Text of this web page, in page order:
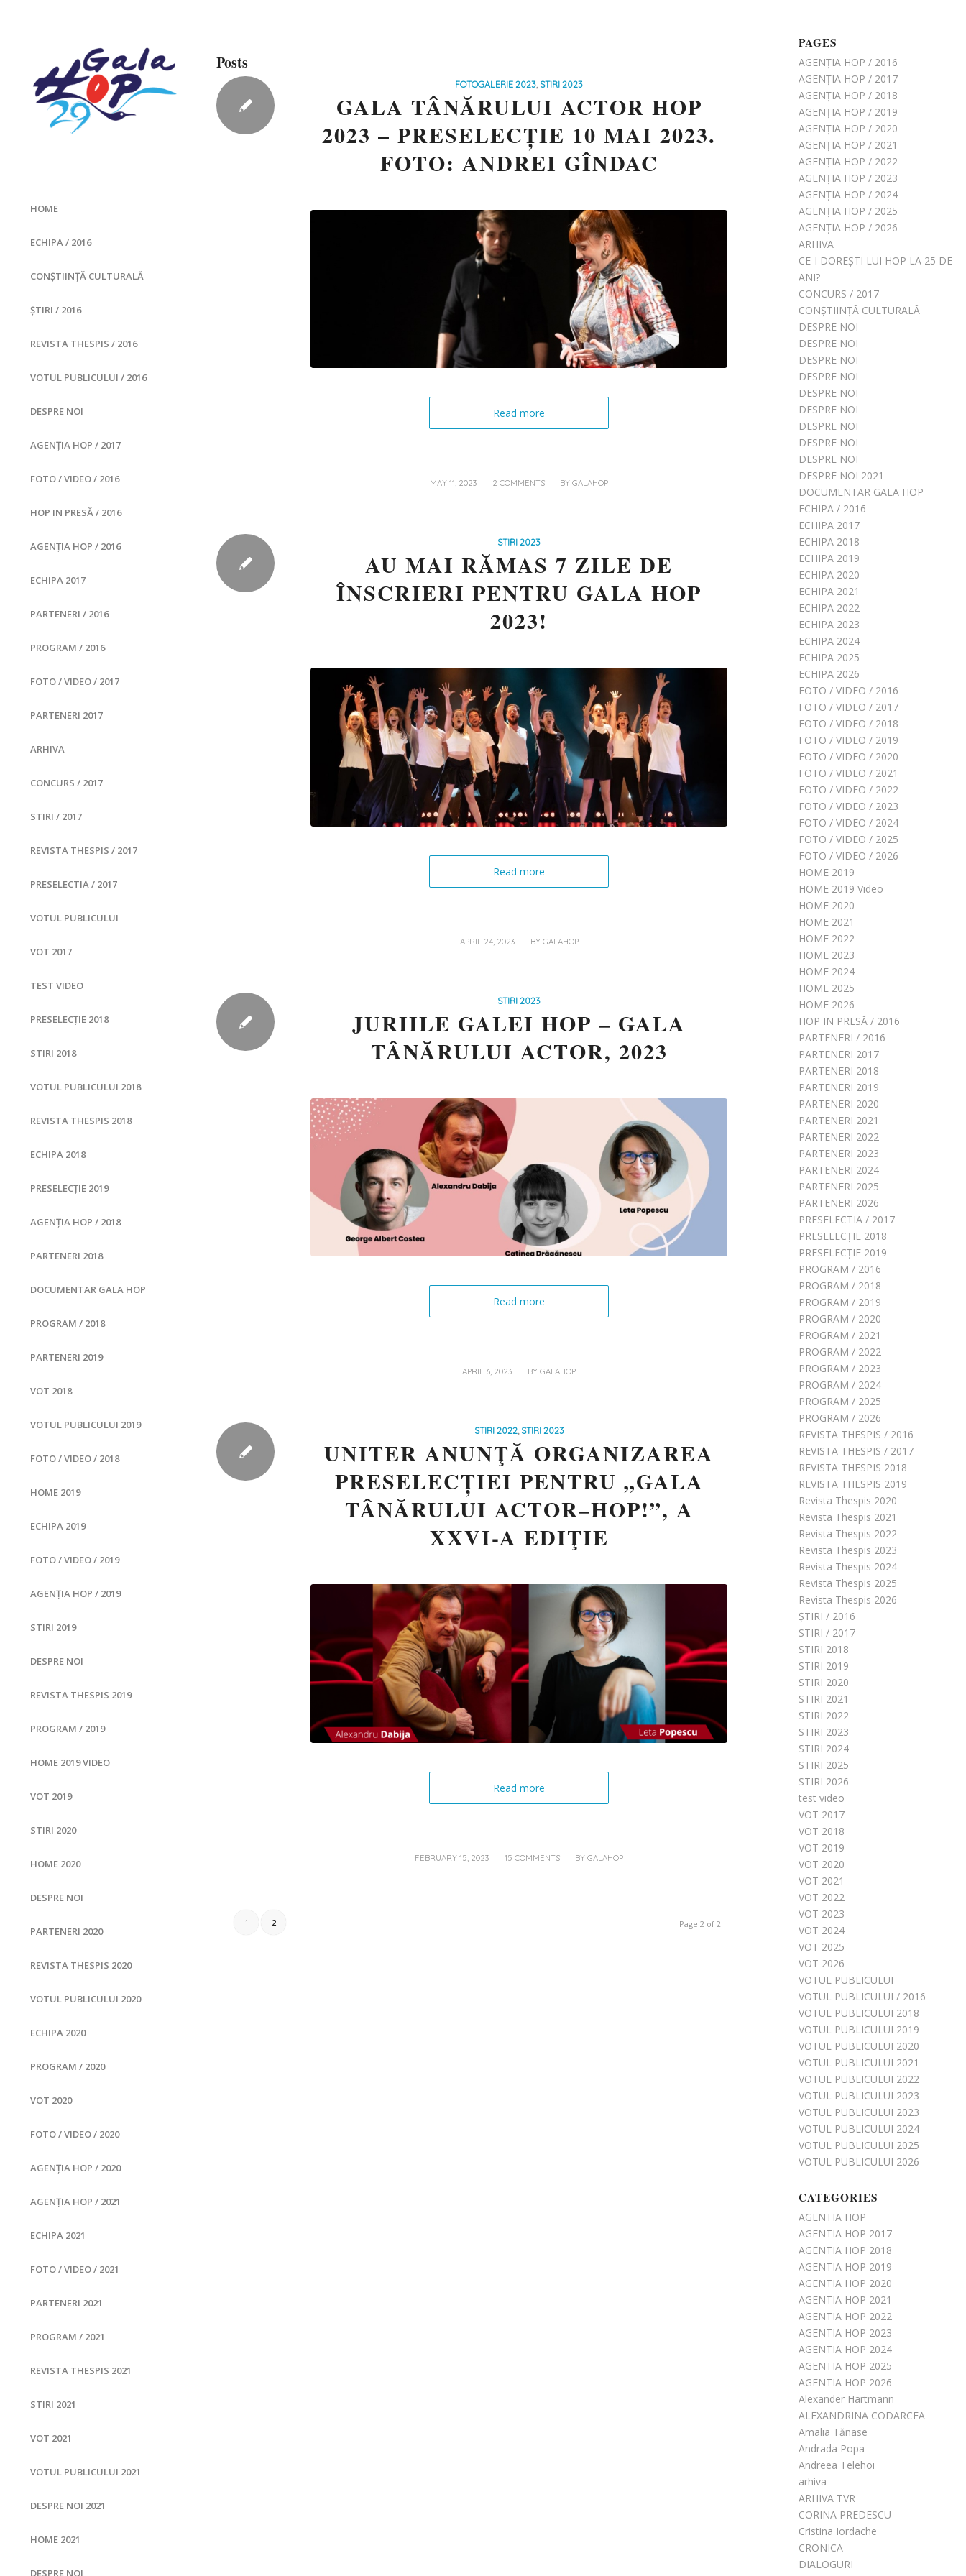
HOME
ECHIPA / 2016
CONȘTIINȚĂ CULTURALĂ
ȘTIRI / 2016
REVISTA THESPIS / 2016
VOTUL PUBLICULUI / 2016
DESPRE NOI
AGENȚIA HOP / 2017
FOTO / VIDEO / 2016
HOP IN PRESĂ / 2016
AGENȚIA HOP / 2016
ECHIPA 2017
PARTENERI / 2016
PROGRAM / 2016
FOTO / VIDEO / 2017
PARTENERI 2017
ARHIVA
CONCURS / 2017
STIRI / 2017
REVISTA THESPIS / 2017
PRESELECTIA / 2017
VOTUL PUBLICULUI
VOT 2017
TEST VIDEO
PRESELECȚIE 2018
STIRI 2018
VOTUL PUBLICULUI 2018
REVISTA THESPIS 2018
ECHIPA 2018
PRESELECȚIE 2019
AGENȚIA HOP / 2018
PARTENERI 2018
DOCUMENTAR GALA HOP
PROGRAM / 2018
PARTENERI 2019
VOT 2018
VOTUL PUBLICULUI 2019
FOTO / VIDEO / 2018
HOME 2019
ECHIPA 2019
FOTO / VIDEO / 2019
AGENȚIA HOP / 2019
STIRI 2019
DESPRE NOI
REVISTA THESPIS 2019
PROGRAM / 2019
HOME 2019 VIDEO
VOT 2019
STIRI 2020
HOME 2020
DESPRE NOI
PARTENERI 2020
REVISTA THESPIS 2020
VOTUL PUBLICULUI 2020
ECHIPA 2020
PROGRAM / 2020
VOT 2020
FOTO / VIDEO / 2020
AGENȚIA HOP / 2020
AGENȚIA HOP / 2021
ECHIPA 2021
FOTO / VIDEO / 2021
PARTENERI 2021
PROGRAM / 2021
REVISTA THESPIS 2021
STIRI 2021
VOT 2021
VOTUL PUBLICULUI 2021
DESPRE NOI 2021
HOME 2021
Posts
FOTOGALERIE 2023 STIRI 2023
GALA TÂNĂRULUI ACTOR HOP
2023 – PRESELECȚIE 10 MAI 2023.
FOTO: ANDREI GÎNDAC
Read more
MAY 11, 2023
/ 2 COMMENTS
/ BYGALAHOP
STIRI 2023
AU MAI RĂMAS 7 ZILE DE
ÎNSCRIERI PENTRU GALA HOP
2023!
Read more
APRIL 24, 2023
/ BY GALAHOP
STIRI 2023
JURIILE GALEI HOP – GALA
TÂNĂRULUI ACTOR, 2023
Read more
APRIL 6, 2023
/ BYGALAHOP
STIRI 2022,STIRI 2023
UNITER ANUNŢĂ ORGANIZAREA
PRESELECȚIEI PENTRU „GALA
TÂNĂRULUI ACTOR–HOP!”, A
XXVI-A EDIŢIE
Read more
FEBRUARY 15, 2023
/ 15 COMMENTS
/ BYGALAHOP
Page 2 of 2
1 2
PAGES
AGENȚIA HOP / 2016
AGENȚIA HOP / 2017
AGENȚIA HOP / 2018
AGENȚIA HOP / 2019
AGENȚIA HOP / 2020
AGENȚIA HOP / 2021
AGENȚIA HOP / 2022
AGENȚIA HOP / 2023
AGENȚIA HOP / 2024
AGENȚIA HOP / 2025
AGENȚIA HOP / 2026
ARHIVA
CE-I DOREȘTI LUI HOP LA 25 DE
ANI?
CONCURS / 2017
CONȘTIINȚĂ CULTURALĂ
DESPRE NOI
DESPRE NOI
DESPRE NOI
DESPRE NOI
DESPRE NOI
DESPRE NOI
DESPRE NOI
DESPRE NOI
DESPRE NOI
DESPRE NOI 2021
DOCUMENTAR GALA HOP
ECHIPA / 2016
ECHIPA 2017
ECHIPA 2018
ECHIPA 2019
ECHIPA 2020
ECHIPA 2021
ECHIPA 2022
ECHIPA 2023
ECHIPA 2024
ECHIPA 2025
ECHIPA 2026
FOTO / VIDEO / 2016
FOTO / VIDEO / 2017
FOTO / VIDEO / 2018
FOTO / VIDEO / 2019
FOTO / VIDEO / 2020
FOTO / VIDEO / 2021
FOTO / VIDEO / 2022
FOTO / VIDEO / 2023
FOTO / VIDEO / 2024
FOTO / VIDEO / 2025
FOTO / VIDEO / 2026
HOME 2019
HOME 2019 Video
HOME 2020
HOME 2021
HOME 2022
HOME 2023
HOME 2024
HOME 2025
HOME 2026
HOP IN PRESĂ / 2016
PARTENERI / 2016
PARTENERI 2017
PARTENERI 2018
PARTENERI 2019
PARTENERI 2020
PARTENERI 2021
PARTENERI 2022
PARTENERI 2023
PARTENERI 2024
PARTENERI 2025
PARTENERI 2026
PRESELECTIA / 2017
PRESELECȚIE 2018
PRESELECȚIE 2019
PROGRAM / 2016
PROGRAM / 2018
PROGRAM / 2019
PROGRAM / 2020
PROGRAM / 2021
PROGRAM / 2022
PROGRAM / 2023
PROGRAM / 2024
PROGRAM / 2025
PROGRAM / 2026
REVISTA THESPIS / 2016
REVISTA THESPIS / 2017
REVISTA THESPIS 2018
REVISTA THESPIS 2019
Revista Thespis 2020
Revista Thespis 2021
Revista Thespis 2022
Revista Thespis 2023
Revista Thespis 2024
Revista Thespis 2025
Revista Thespis 2026
ȘTIRI / 2016
STIRI / 2017
STIRI 2018
STIRI 2019
STIRI 2020
STIRI 2021
STIRI 2022
STIRI 2023
STIRI 2024
STIRI 2025
STIRI 2026
test video
VOT 2017
VOT 2018
VOT 2019
VOT 2020
VOT 2021
VOT 2022
VOT 2023
VOT 2024
VOT 2025
VOT 2026
VOTUL PUBLICULUI
VOTUL PUBLICULUI / 2016
VOTUL PUBLICULUI 2018
VOTUL PUBLICULUI 2019
VOTUL PUBLICULUI 2020
VOTUL PUBLICULUI 2021
VOTUL PUBLICULUI 2022
VOTUL PUBLICULUI 2023
VOTUL PUBLICULUI 2023
VOTUL PUBLICULUI 2024
VOTUL PUBLICULUI 2025
VOTUL PUBLICULUI 2026
CATEGORIES
AGENTIA HOP
AGENTIA HOP 2017
AGENTIA HOP 2018
AGENTIA HOP 2019
AGENTIA HOP 2020
AGENTIA HOP 2021
AGENTIA HOP 2022
AGENTIA HOP 2023
AGENTIA HOP 2024
AGENTIA HOP 2025
AGENTIA HOP 2026
Alexander Hartmann
ALEXANDRINA CODARCEA
Amalia Tănase
Andrada Popa
Andreea Telehoi
arhiva
ARHIVA TVR
CORINA PREDESCU
Cristina Iordache
CRONICA
DIALOGURI